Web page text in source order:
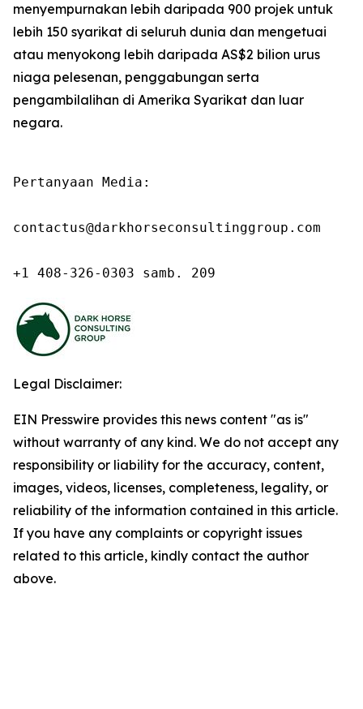
menyempurnakan lebih daripada 900 projek untuk
lebih 150 syarikat di seluruh dunia dan mengetuai
atau menyokong lebih daripada AS$2 bilion urus
niaga pelesenan, penggabungan serta
pengambilalihan di Amerika Syarikat dan luar
negara.
Pertanyaan Media:
contactus@darkhorseconsultinggroup.com
+1 408-326-0303 samb. 209
Legal Disclaimer:
EIN Presswire provides this news content "as is"
without warranty of any kind. We do not accept any
responsibility or liability for the accuracy, content,
images, videos, licenses, completeness, legality, or
reliability of the information contained in this article.
If you have any complaints or copyright issues
related to this article, kindly contact the author
above.